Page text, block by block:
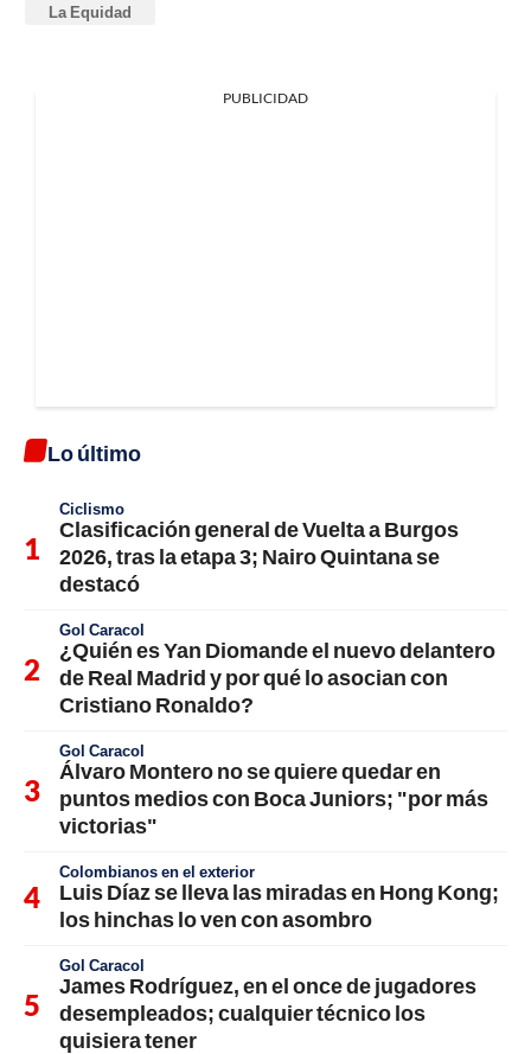
La Equidad
PUBLICIDAD
Lo último
Ciclismo
Clasificación general de Vuelta a Burgos
2026, tras la etapa 3; Nairo Quintana se
destacó
Gol Caracol
¿Quién es Yan Diomande el nuevo delantero
de Real Madrid y por qué lo asocian con
Cristiano Ronaldo?
Gol Caracol
Álvaro Montero no se quiere quedar en
puntos medios con Boca Juniors; "por más
victorias"
Colombianos en el exterior
Luis Díaz se lleva las miradas en Hong Kong;
los hinchas lo ven con asombro
Gol Caracol
James Rodríguez, en el once de jugadores
desempleados; cualquier técnico los
quisiera tener